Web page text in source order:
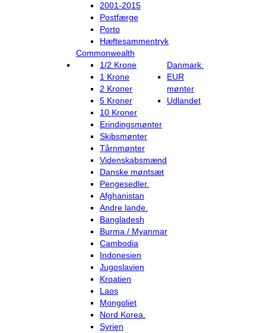
2001-2015
Postfærge
Porto
Hæftesammentryk
Commonwealth
Danmark.
1/2 Krone
1 Krone
2 Kroner
5 Kroner
10 Kroner
Erindingsmønter
Skibsmønter
Tårnmønter
Videnskabsmænd
Danske møntsæt
Pengesedler.
EUR
mønter
Udlandet
Afghanistan
Andre lande.
Bangladesh
Burma / Myanmar
Cambodia
Indonesien
Jugoslavien
Kroatien
Laos
Mongoliet
Nord Korea.
Syrien